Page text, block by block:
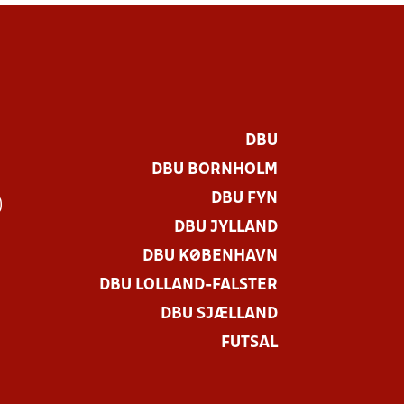
DBU
DBU BORNHOLM
DBU FYN
DBU JYLLAND
DBU KØBENHAVN
DBU LOLLAND-FALSTER
DBU SJÆLLAND
FUTSAL